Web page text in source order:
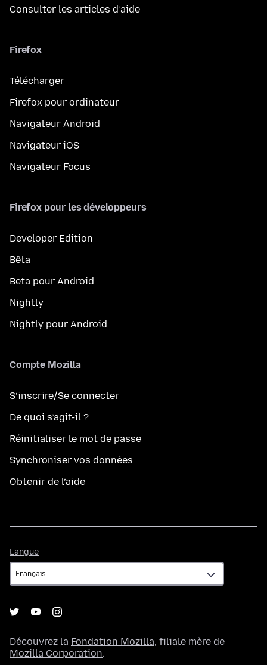
Consulter les articles d’aide
Firefox
Télécharger
Firefox pour ordinateur
Navigateur Android
Navigateur iOS
Navigateur Focus
Firefox pour les développeurs
Developer Edition
Bêta
Beta pour Android
Nightly
Nightly pour Android
Compte Mozilla
S’inscrire/Se connecter
De quoi s’agit-il ?
Réinitialiser le mot de passe
Synchroniser vos données
Obtenir de l’aide
Langue
Découvrez la Fondation Mozilla, filiale mère de
Mozilla Corporation.